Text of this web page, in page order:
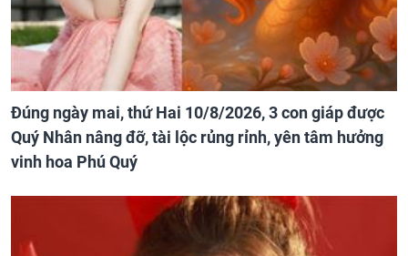
Đúng ngày mai, thứ Hai 10/8/2026, 3 con giáp được
Quý Nhân nâng đỡ, tài lộc rủng rỉnh, yên tâm hưởng
vinh hoa Phú Quý